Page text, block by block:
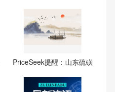
PriceSeek提醒：山东硫磺